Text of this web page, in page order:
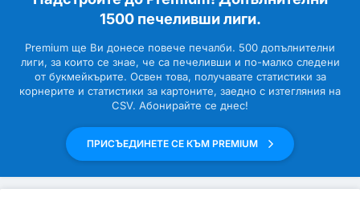
1500 печеливши лиги.
Premium ще Ви донесе повече печалби. 500 допълнителни
лиги, за които се знае, че са печеливши и по-малко следени
от букмейкърите. Освен това, получавате статистики за
корнерите и статистики за картоните, заедно с изтегляния на
CSV. Абонирайте се днес!
ПРИСЪЕДИНЕТЕ СЕ КЪМ PREMIUM